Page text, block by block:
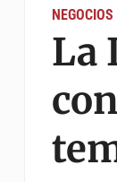
NEGOCIOS
La